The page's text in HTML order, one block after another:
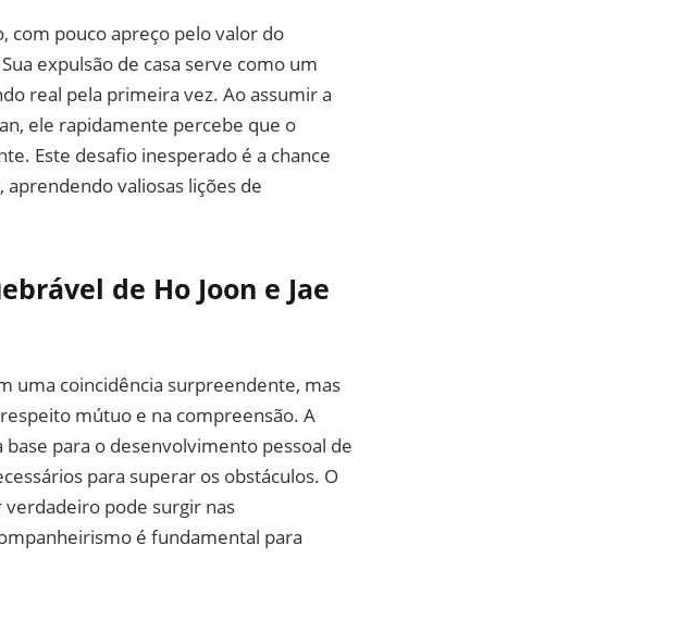
com pouco apreço pelo valor do
expulsão de casa serve como um
real pela primeira vez. Ao assumir a
ele rapidamente percebe que o
Este desafio inesperado é a chance
valiosas lições de
de Ho Joon e Jae
uma coincidência surpreendente, mas
mútuo e na compreensão. A
para o desenvolvimento pessoal de
para superar os obstáculos. O
pode surgir nas
é fundamental para